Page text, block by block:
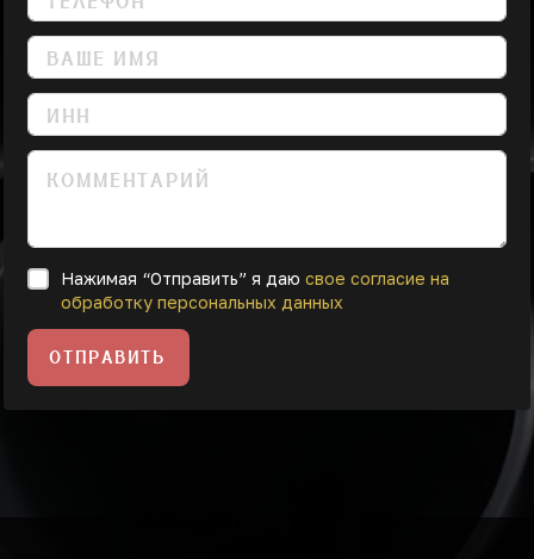
Нажимая “Отправить” я даю свое согласие на
обработку персональных данных
ОТПРАВИТЬ